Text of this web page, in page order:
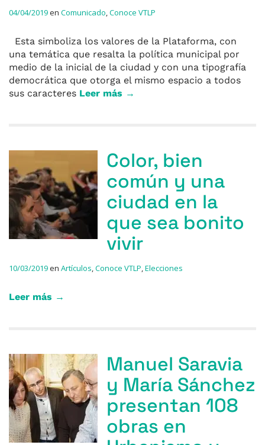
04/04/2019en Comunicado,Conoce VTLP
Esta simboliza los valores de la Plataforma, con
una temática que resalta la política municipal por
medio de la inicial de la ciudad y con una tipografía
democrática que otorga el mismo espacio a todos
sus caracteres Leer más →
Color, bien
común y una
ciudad en la
que sea bonito
vivir
10/03/2019en Artículos,Conoce VTLP,Elecciones
Leer más →
Manuel Saravia
y María Sánchez
presentan 108
obras en